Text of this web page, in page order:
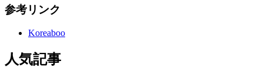
参考リンク
Koreaboo
人気記事